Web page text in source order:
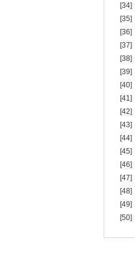
[34]
[35]
[36]
[37]
[38]
[39]
[40]
[41]
[42]
[43]
[44]
[45]
[46]
[47]
[48]
[49]
[50]